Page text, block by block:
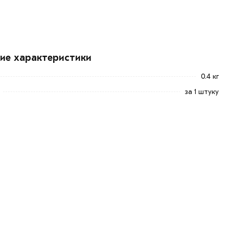
характеристики
0.4 кг
за 1 штуку